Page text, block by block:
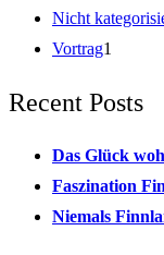
Nicht
Vortrag1
Recent Posts
Das Glück
Faszination
Niemals